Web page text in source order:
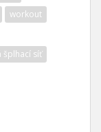
workout
šplhací síť